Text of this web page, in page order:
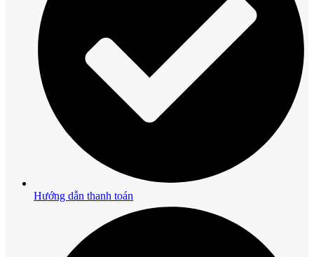
Hướng dẫn thanh toán